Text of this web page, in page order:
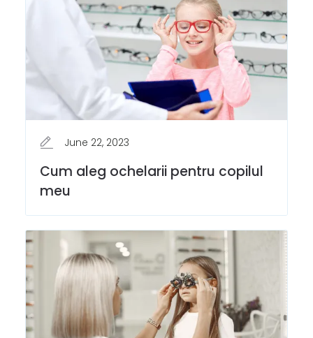
June 22, 2023
Cum aleg ochelarii pentru copilul
meu